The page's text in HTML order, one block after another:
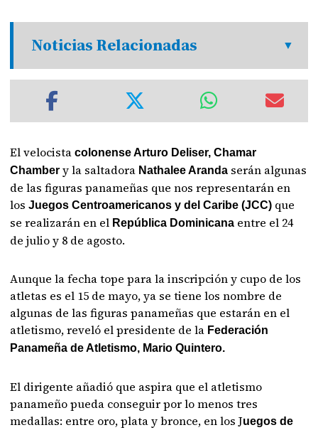
Noticias Relacionadas
El velocistacolonense Arturo Deliser, Chamar
Chambery la saltadora Nathalee Aranda serán algunas
de las figuras panameñas que nos representarán en
losJuegos Centroamericanos y del Caribe (JCC) que
se realizarán en el República Dominicana entre el 24
de julio y 8 de agosto.
Aunque la fecha tope para la inscripción y cupo de los
atletas es el 15 de mayo, ya se tiene los nombre de
algunas de las figuras panameñas que estarán en el
atletismo, reveló el presidente de la Federación
Panameña de Atletismo, Mario Quintero.
El dirigente añadió que aspira que el atletismo
panameño pueda conseguir por lo menos tres
medallas: entre oro, plata y bronce, en los Juegos de